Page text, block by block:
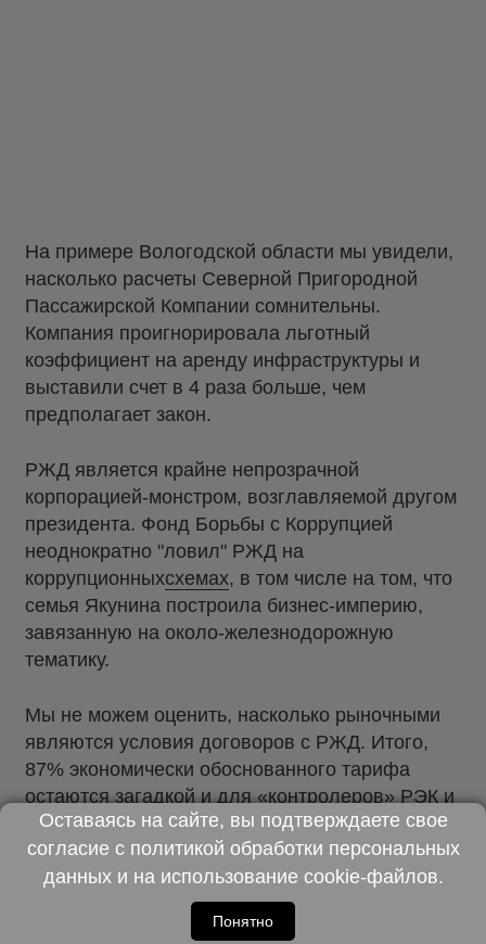
На примере Вологодской области мы увидели,
насколько расчеты Северной Пригородной
Пассажирской Компании сомнительны.
Компания проигнорировала льготный
коэффициент на аренду инфраструктуры и
выставили счет в 4 раза больше, чем
предполагает закон.
РЖД является крайне непрозрачной
корпорацией-монстром, возглавляемой другом
президента. Фонд Борьбы с Коррупцией
неоднократно "ловил" РЖД на
коррупционныхсхемах, в том числе на том, что
семья Якунина построила бизнес-империю,
завязанную на около-железнодорожную
тематику.
Мы не можем оценить, насколько рыночными
являются условия договоров с РЖД. Итого,
87% экономически обоснованного тарифа
остаются загадкой и для «контролеров» РЭК и
для населения. Нет никаких
оснований доверять расчетам РЖД.
Оставаясь на сайте, вы подтверждаете свое
согласие с политикой обработки персональных
данныхи на использование cookie-файлов.
Понятно